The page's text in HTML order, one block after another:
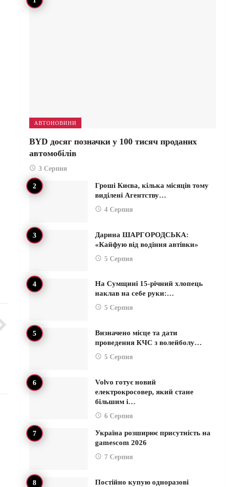
АВТОНОВИНИ
BYD досяг позначки у 100 тисяч проданих
автомобілів
3 Серпня
Гроші Києва, кілька місяців тому
виділені Агентству…
4 Серпня
Дарина ШАРГОРОДСЬКА:
«Кайфую від водіння автівки»
5 Серпня
На Сумщині 15-річний хлопець
наклав на себе руки:…
5 Серпня
Визначено місце та дати
проведення КЧС з волейболу…
5 Серпня
Volvo готує новий
електрокросовер, який стане
більшим і…
6 Серпня
Україна розширює присутність на
gamescom 2026
7 Серпня
Постійно купую одноразові